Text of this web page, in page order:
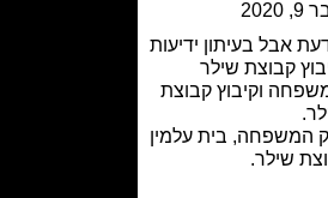
ידיעות
שילר
קבוצת
בית עלמין